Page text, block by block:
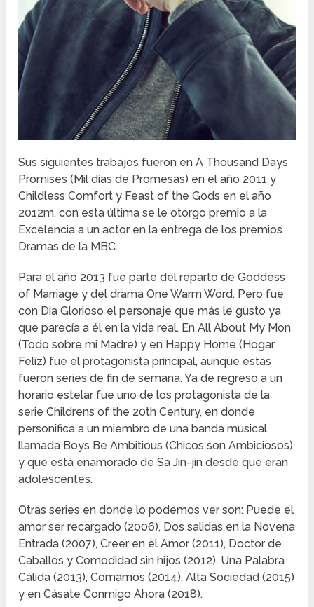
Sus siguientes trabajos fueron en A Thousand Days
Promises (Mil días de Promesas) en el año 2011 y
Childless Comfort y Feast of the Gods en el año
2012m, con esta última se le otorgo premio a la
Excelencia a un actor en la entrega de los premios
Dramas de la MBC.
Para el año 2013 fue parte del reparto de Goddess
of Marriage y del drama One Warm Word. Pero fue
con Dia Glorioso el personaje que más le gusto ya
que parecía a él en la vida real. En All About My Mon
(Todo sobre mi Madre) y en Happy Home (Hogar
Feliz) fue el protagonista principal, aunque estas
fueron series de fin de semana. Ya de regreso a un
horario estelar fue uno de los protagonista de la
serie Childrens of the 20th Century, en donde
personifica a un miembro de una banda musical
llamada Boys Be Ambitious (Chicos son Ambiciosos)
y que está enamorado de Sa Jin-jin desde que eran
adolescentes.
Otras series en donde lo podemos ver son: Puede el
amor ser recargado (2006), Dos salidas en la Novena
Entrada (2007), Creer en el Amor (2011), Doctor de
Caballos y Comodidad sin hijos (2012), Una Palabra
Cálida (2013), Comamos (2014), Alta Sociedad (2015)
y en Cásate Conmigo Ahora (2018).